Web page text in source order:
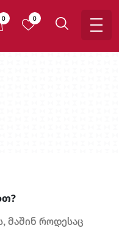
0 0
მაშინ როდესაც